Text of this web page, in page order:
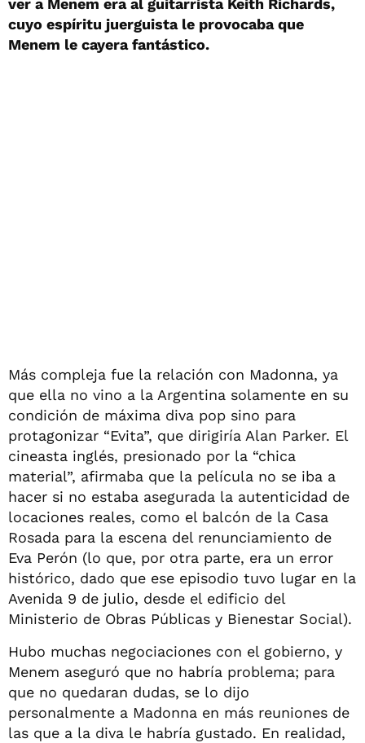
cuyo espíritu juerguista le provocaba que
Menem le cayera fantástico.
Más compleja fue la relación con Madonna, ya
que ella no vino a la Argentina solamente en su
condición de máxima diva pop sino para
protagonizar “Evita”, que dirigiría Alan Parker. El
cineasta inglés, presionado por la “chica
material”, afirmaba que la película no se iba a
hacer si no estaba asegurada la autenticidad de
locaciones reales, como el balcón de la Casa
Rosada para la escena del renunciamiento de
Eva Perón (lo que, por otra parte, era un error
histórico, dado que ese episodio tuvo lugar en la
Avenida 9 de julio, desde el edificio del
Ministerio de Obras Públicas y Bienestar Social).
Hubo muchas negociaciones con el gobierno, y
Menem aseguró que no habría problema; para
que no quedaran dudas, se lo dijo
personalmente a Madonna en más reuniones de
las que a la diva le habría gustado. En realidad,